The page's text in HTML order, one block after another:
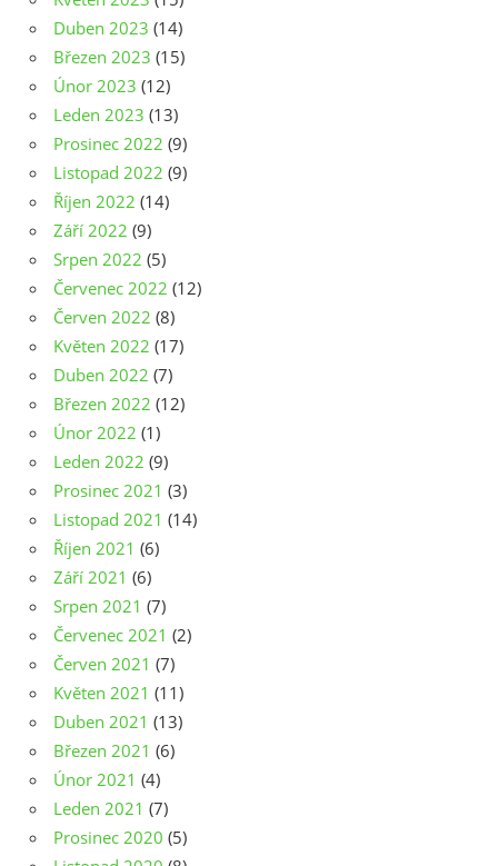
Duben 2023 (14)
Březen 2023 (15)
Únor 2023 (12)
Leden 2023 (13)
Prosinec 2022 (9)
Listopad 2022 (9)
Říjen 2022 (14)
Září 2022 (9)
Srpen 2022 (5)
Červenec 2022 (12)
Červen 2022 (8)
Květen 2022 (17)
Duben 2022 (7)
Březen 2022 (12)
Únor 2022 (1)
Leden 2022 (9)
Prosinec 2021 (3)
Listopad 2021 (14)
Říjen 2021 (6)
Září 2021 (6)
Srpen 2021 (7)
Červenec 2021 (2)
Červen 2021 (7)
Květen 2021 (11)
Duben 2021 (13)
Březen 2021 (6)
Únor 2021 (4)
Leden 2021 (7)
Prosinec 2020 (5)